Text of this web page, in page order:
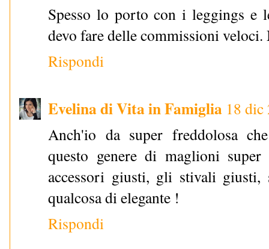
Spesso lo porto con i leggings e
devo fare delle commissioni
Rispondi
Evelina di Vita in Famiglia 18 dic
Anch'io da super freddolosa
questo genere di maglioni
accessori giusti, gli stivali giusti,
qualcosa di elegante !
Rispondi